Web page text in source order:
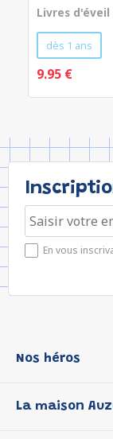
Livres d'éveil
dès 1 ans
9.95 €
En vous
Nos héros
P'tit Loup
La maison